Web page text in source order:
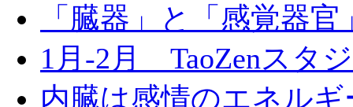
「臓器」と「感覚器
1月-2月 TaoZenスタ
内臓は感情のエネル